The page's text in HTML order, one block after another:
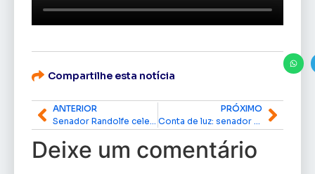
Compartilhe esta notícia
ANTERIOR
PRÓXIMO
Deixe um comentário